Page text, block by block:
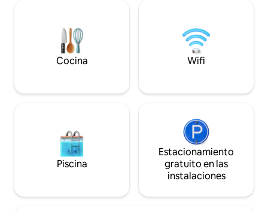
carretera Estación de esquí a menos de 1
y paseos en
Cocina Wifi
Piscina
Estacionamiento
gratuito en las
instalaciones